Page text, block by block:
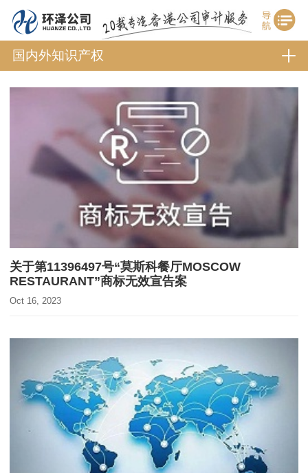
国内外知识产权
关于第11396497号“莫斯科餐厅MOSCOW
RESTAURANT”商标无效宣告案
Oct 16, 2023